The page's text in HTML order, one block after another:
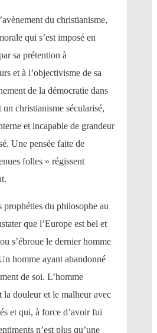
du christianisme,
qui s’est imposé en
sa prétention à
et à l’objectivisme de sa
de la démocratie dans
christianisme sécularisé,
et incapable de grandeur
Une pensée faite de
folles » régissent
prophéties du philosophe au
que l’Europe est bel et
s’ébroue le dernier homme
homme ayant abandonné
de soi. L’homme
douleur et le malheur avec
et qui, à force d’avoir fui
n’est plus qu’une